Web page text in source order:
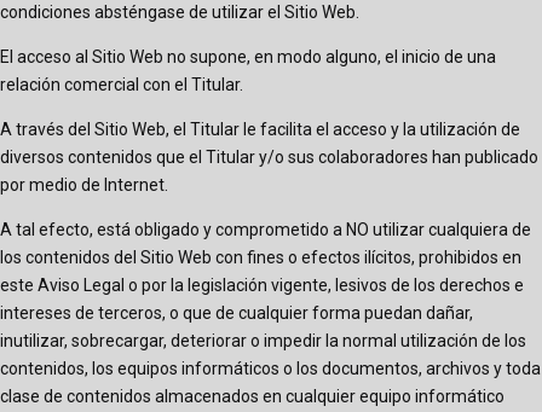
condiciones absténgase de utilizar el Sitio Web.
El acceso al Sitio Web no supone, en modo alguno, el inicio de una
relación comercial con el Titular.
A través del Sitio Web, el Titular le facilita el acceso y la utilización de
diversos contenidos que el Titular y/o sus colaboradores han publicado
por medio de Internet.
A tal efecto, está obligado y comprometido a NO utilizar cualquiera de
los contenidos del Sitio Web con fines o efectos ilícitos, prohibidos en
este Aviso Legal o por la legislación vigente, lesivos de los derechos e
intereses de terceros, o que de cualquier forma puedan dañar,
inutilizar, sobrecargar, deteriorar o impedir la normal utilización de los
contenidos, los equipos informáticos o los documentos, archivos y toda
clase de contenidos almacenados en cualquier equipo informático